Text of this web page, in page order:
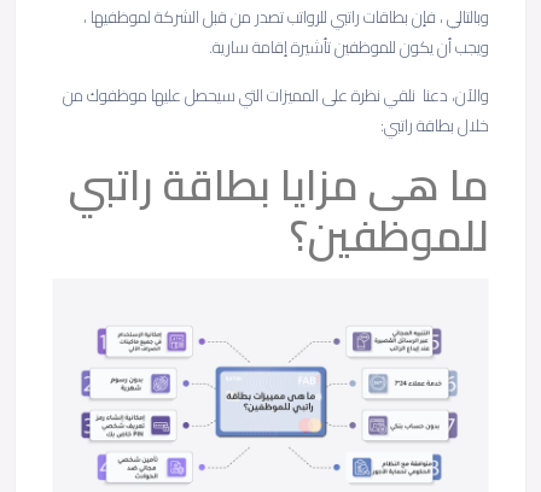
وبالتالي ، فإن بطاقات راتبي للرواتب تصدر من قبل الشركة لموظفيها ،
ويجب أن يكون للموظفين تأشيرة إقامة سارية.
والآن، دعنا نلقي نظرة على المميزات التي سيحصل عليها موظفوك من
خلال بطاقة راتبي:
ما هى مزايا بطاقة راتبي
للموظفين؟